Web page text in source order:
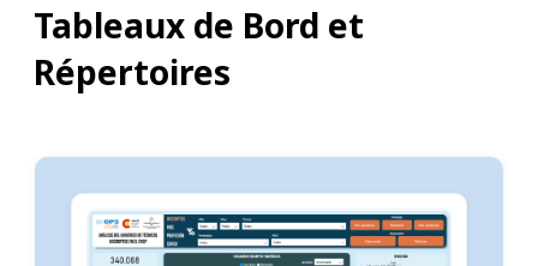
Tableaux de Bord et
Répertoires